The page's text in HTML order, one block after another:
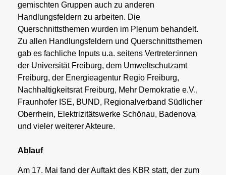
gemischten Gruppen auch zu anderen
Handlungsfeldern zu arbeiten. Die
Querschnittsthemen wurden im Plenum behandelt.
Zu allen Handlungsfeldern und Querschnittsthemen
gab es fachliche Inputs u.a. seitens Vertreter:innen
der Universität Freiburg, dem Umweltschutzamt
Freiburg, der Energieagentur Regio Freiburg,
Nachhaltigkeitsrat Freiburg, Mehr Demokratie e.V.,
Fraunhofer ISE, BUND, Regionalverband Südlicher
Oberrhein, Elektrizitätswerke Schönau, Badenova
und vieler weiterer Akteure.
Ablauf
Am 17. Mai fand der Auftakt des KBR statt, der zum